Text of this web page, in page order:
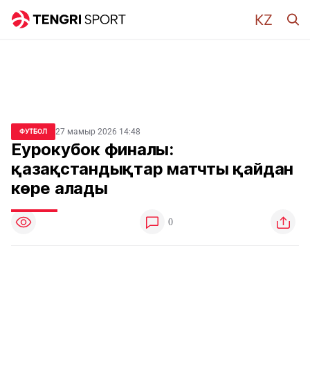
ФУТБОЛ 27 мамыр 2026 14:48
Еурокубок финалы:
қазақстандықтар матчты қайдан
көре алады
0